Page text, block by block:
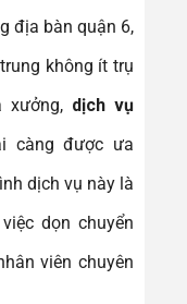
địa bàn quận 6,
không ít trụ
xưởng, dịch vụ
càng được ưa
dịch vụ này là
dọn chuyển
viên chuyên